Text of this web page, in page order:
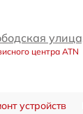
центра ATN
устройств